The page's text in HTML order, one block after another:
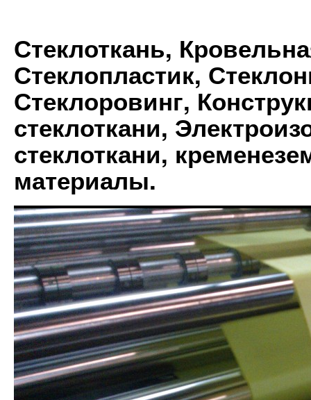
Стеклоткань,
Стеклопластик,
Стеклоровинг,
стеклоткани,
стеклоткани,
материалы.